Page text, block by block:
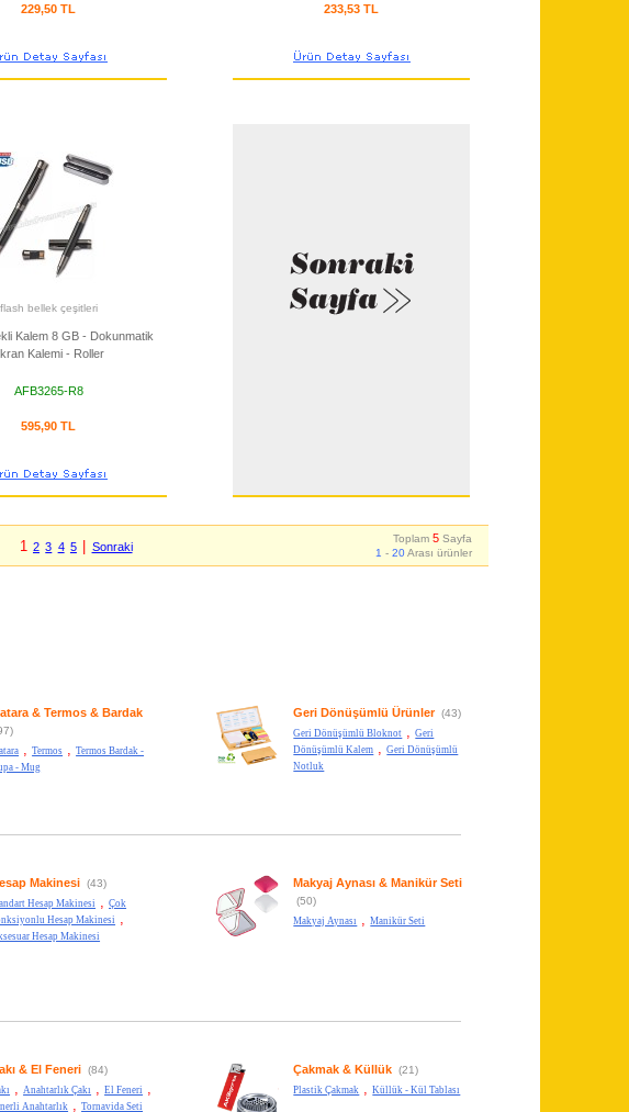
229,50 TL 233,53 TL
flash bellek çeşitleri
Kalem 8 GB - Dokunmatik
Kalemi - Roller
AFB3265-R8
595,90 TL
1 2 3 4 5| Sonraki
Toplam5 Sayfa
1 -20Arası ürünler
& Termos & Bardak
,Termos ,Termos Bardak -
- Mug
Geri Dönüşümlü Ürünler(43)
Geri Dönüşümlü Bloknot ,Geri
Dönüşümlü Kalem
,Geri Dönüşümlü
Notluk
Makinesi (43)
Hesap Makinesi ,Çok
Hesap Makinesi
Hesap Makinesi
Makyaj Aynası & Manikür Seti
(50)
Makyaj Aynası ,Manikür Seti
& El Feneri (84)
Anahtarlık Çakı ,El Feneri
Anahtarlık ,Tornavida Seti
Çakmak & Küllük (21)
Plastik Çakmak ,Küllük - Kül Tablası